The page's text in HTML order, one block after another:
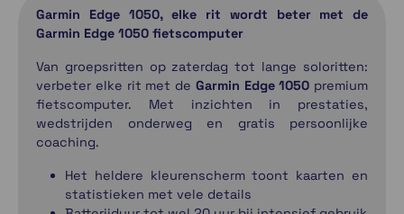
Garmin Edge 1050, elke rit wordt beter met de
Garmin Edge 1050 fietscomputer
Van groepsritten op zaterdag tot lange soloritten:
verbeter elke rit met de Garmin Edge 1050 premium
fietscomputer. Met inzichten in prestaties,
wedstrijden onderweg en gratis persoonlijke
coaching.
Het heldere kleurenscherm toont kaarten en
statistieken met vele details